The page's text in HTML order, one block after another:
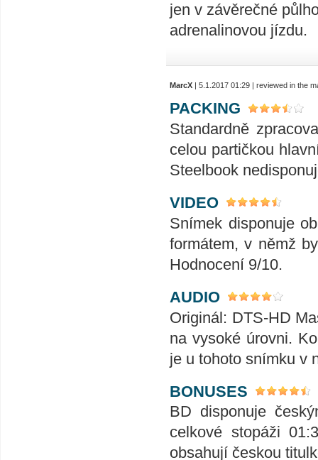
jen v závěrečné
adrenalinovou jízdu.
MarcX | 5.1.2017 01:29 | reviewed in the
PACKING
Standardně
celou partičkou
Steelbook
VIDEO
Snímek disponuje
formátem, v němž
Hodnocení 9/10.
AUDIO
Originál: DTS-HD
na vysoké úrovni.
je u tohoto snímku v
BONUSES
BD disponuje
celkové stopáži
obsahují českou